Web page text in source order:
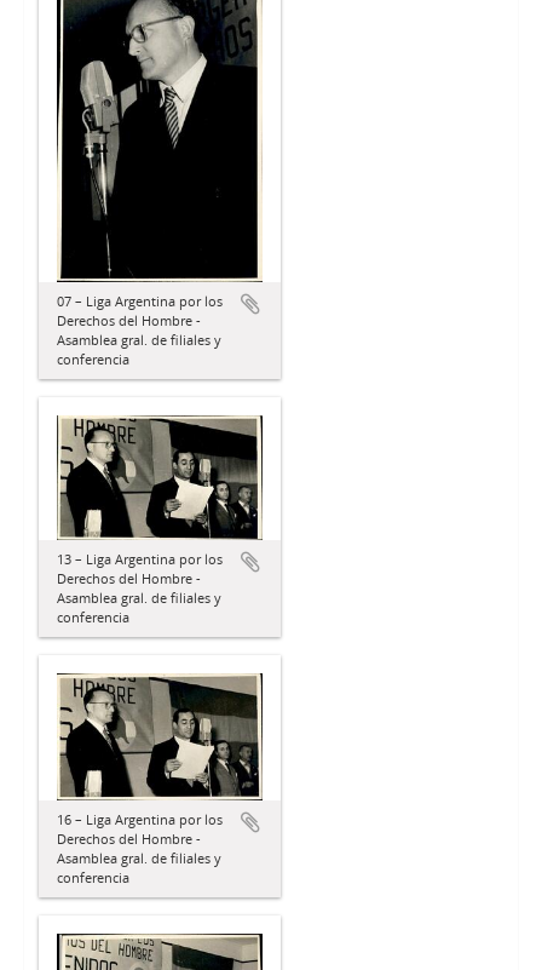
07 – Liga Argentina por los
Derechos del Hombre -
Asamblea gral. de filiales y
conferencia
13 – Liga Argentina por los
Derechos del Hombre -
Asamblea gral. de filiales y
conferencia
16 – Liga Argentina por los
Derechos del Hombre -
Asamblea gral. de filiales y
conferencia